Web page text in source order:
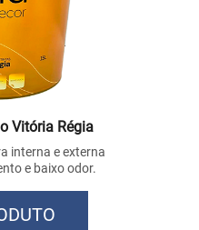
Vitória Régia
interna e externa
e baixo odor.